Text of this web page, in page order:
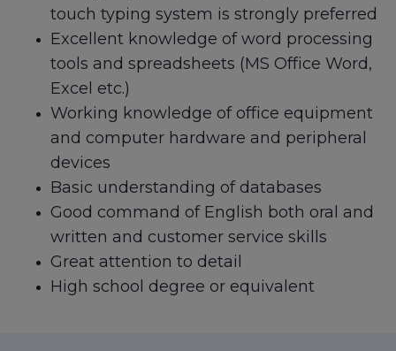
touch typing system is strongly preferred
Excellent knowledge of word processing
tools and spreadsheets (MS Office Word,
Excel etc.)
Working knowledge of office equipment
and computer hardware and peripheral
devices
Basic understanding of databases
Good command of English both oral and
written and customer service skills
Great attention to detail
High school degree or equivalent